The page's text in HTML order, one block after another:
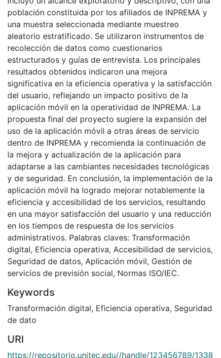
población constituida por los afiliados de INPREMA y
una muestra seleccionada mediante muestreo
aleatorio estratificado. Se utilizaron instrumentos de
recolección de datos como cuestionarios
estructurados y guías de entrevista. Los principales
resultados obtenidos indicaron una mejora
significativa en la eficiencia operativa y la satisfacción
del usuario, reflejando un impacto positivo de la
aplicación móvil en la operatividad de INPREMA. La
propuesta final del proyecto sugiere la expansión del
uso de la aplicación móvil a otras áreas de servicio
dentro de INPREMA y recomienda la continuación de
la mejora y actualización de la aplicación para
adaptarse a las cambiantes necesidades tecnológicas
y de seguridad. En conclusión, la implementación de la
aplicación móvil ha logrado mejorar notablemente la
eficiencia y accesibilidad de los servicios, resultando
en una mayor satisfacción del usuario y una reducción
en los tiempos de respuesta de los servicios
administrativos. Palabras claves: Transformación
digital, Eficiencia operativa, Accesibilidad de servicios,
Seguridad de datos, Aplicación móvil, Gestión de
servicios de previsión social, Normas ISO/IEC.
Keywords
Transformación digital, Eficiencia operativa, Seguridad
de dato
URI
https://repositorio.unitec.edu//handle/123456789/1338